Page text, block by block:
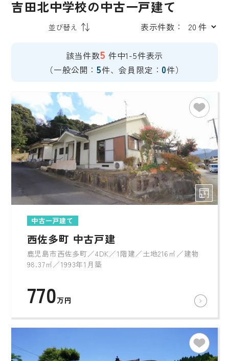
吉田北中学校の中古一戸建て
表示件数：
該当件数5 件中1-5件表示
（一般公開： 5件、会員限定： 0件）
中古一戸建て
西佐多町 中古戸建
鹿児島市西佐多町／4DK／1階建／土地216㎡／建物
98.37㎡／1993年1月築
770万円